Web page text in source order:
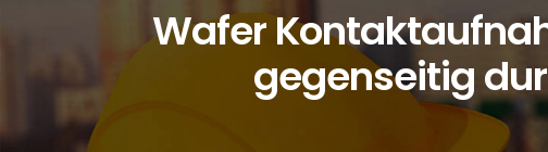
Wafer
gegenseitig